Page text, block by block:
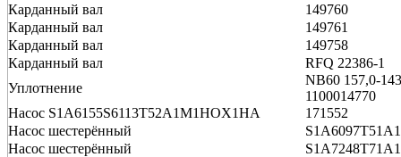
Карданный вал
149760
Карданный вал
149761
Карданный вал
149758
Карданный вал
RFQ 22386-1
Уплотнение
NB60 157,0-
1100014770
Насос S1A6155S6113T52A1M1HOX1HA
171552
Насос шестерённый
Насос шестерённый